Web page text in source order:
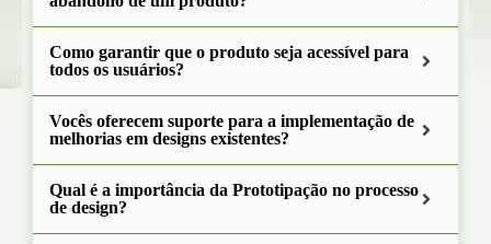
Como garantir que o produto seja acessível para
todos os usuários?
Vocês oferecem suporte para a implementação de
melhorias em designs existentes?
Qual é a importância da Prototipação no processo
de design?